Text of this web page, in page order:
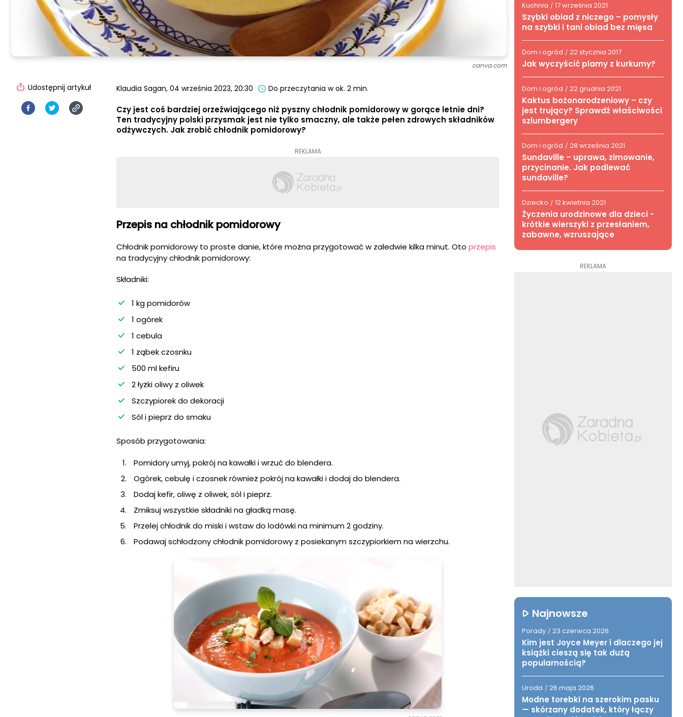
canva.com
Klaudia Sagan, 04 września 2023, 20:30 Do przeczytania w ok. 2 min.
Czy jest coś bardziej orzeźwiającego niż pyszny chłodnik pomidorowy w gorące letnie dni?
Ten tradycyjny polski przysmak jest nie tylko smaczny, ale także pełen zdrowych składników
odżywczych. Jak zrobić chłodnik pomidorowy?
REKLAMA
Przepis na chłodnik pomidorowy
Chłodnik pomidorowy to proste danie, które można przygotować w zaledwie kilka minut. Oto przepis
na tradycyjny chłodnik pomidorowy:
Składniki:
1 kg pomidorów
1 ogórek
1 cebula
1 ząbek czosnku
500 ml kefiru
2 łyżki oliwy z oliwek
Szczypiorek do dekoracji
Sól i pieprz do smaku
Sposób przygotowania:
Pomidory umyj, pokrój na kawałki i wrzuć do blendera.
Ogórek, cebulę i czosnek również pokrój na kawałki i dodaj do blendera.
Dodaj kefir, oliwę z oliwek, sól i pieprz.
Zmiksuj wszystkie składniki na gładką masę.
Przelej chłodnik do miski i wstaw do lodówki na minimum 2 godziny.
Podawaj schłodzony chłodnik pomidorowy z posiekanym szczypiorkiem na wierzchu.
Udostępnij artykuł
Kuchnia / 17 września 2021
Szybki obiad z niczego – pomysły
na szybki i tani obiad bez mięsa
Dom i ogród / 22 stycznia 2017
Jak wyczyścić plamy z kurkumy?
Dom i ogród / 22 grudnia 2021
Kaktus bożonarodzeniowy – czy
jest trujący? Sprawdź właściwości
szlumbergery
Dom i ogród / 28 września 2021
Sundaville – uprawa, zimowanie,
przycinanie. Jak podlewać
sundaville?
Dziecko / 12 kwietnia 2021
Życzenia urodzinowe dla dzieci -
krótkie wierszyki z przesłaniem,
zabawne, wzruszające
REKLAMA
Najnowsze
Porady / 23 czerwca 2026
Kim jest Joyce Meyer i dlaczego jej
książki cieszą się tak dużą
popularnością?
Uroda / 26 maja 2026
Modne torebki na szerokim pasku
— skórzany dodatek, który łączy